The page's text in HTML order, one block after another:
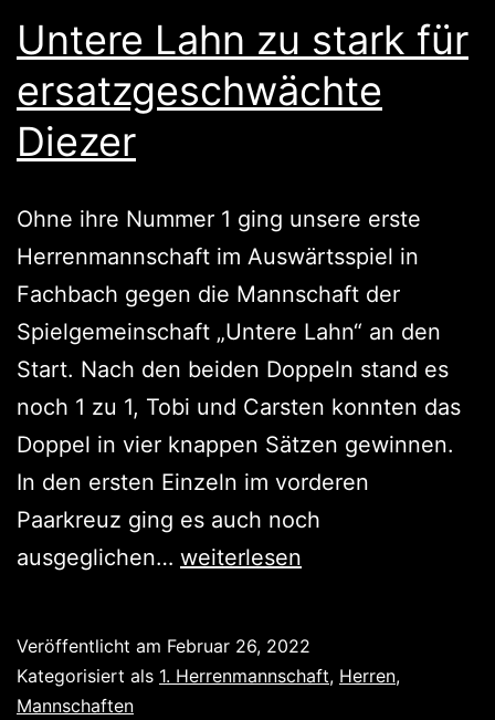
Untere Lahn zu stark für
ersatzgeschwächte
Diezer
Ohne ihre Nummer 1 ging unsere erste
Herrenmannschaft im Auswärtsspiel in
Fachbach gegen die Mannschaft der
Spielgemeinschaft „Untere Lahn“ an den
Start. Nach den beiden Doppeln stand es
noch 1 zu 1, Tobi und Carsten konnten das
Doppel in vier knappen Sätzen gewinnen.
In den ersten Einzeln im vorderen
Paarkreuz ging es auch noch
ausgeglichen… Untere
stark
weiterlesen
Veröffentlicht am Februar 26, 2022
Kategorisiert als 1. Herrenmannschaft, Herren,
Mannschaften